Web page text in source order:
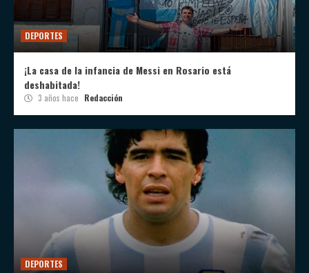
DEPORTES
¡La casa de la infancia de Messi en Rosario está
deshabitada!
3 años hace Redacción
DEPORTES